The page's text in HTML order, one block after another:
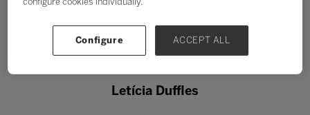
Letícia Duffles
Configure ACCEPT ALL